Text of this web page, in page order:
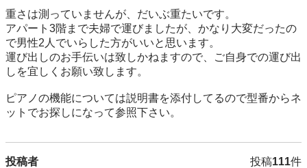
重さは測っていませんが、だいぶ重たいです。
アパート3階まで夫婦で運びましたが、かなり大変だったの
で男性2人でいらした方がいいと思います。
運び出しのお手伝いは致しかねますので、ご自身での運び出
しを宜しくお願い致します。
ピアノの機能については説明書を添付してるので型番からネ
ットでお探しになって参照下さい。
投稿者 投稿111件